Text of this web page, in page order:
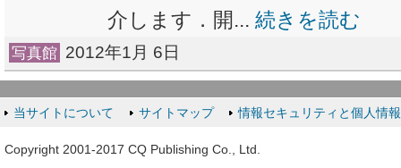
介します．開... 続きを読む
写真館 2012年1月 6日
当サイトについて サイトマップ 情報セキュリティと個人情
Copyright 2001-2017 CQ Publishing Co., Ltd.